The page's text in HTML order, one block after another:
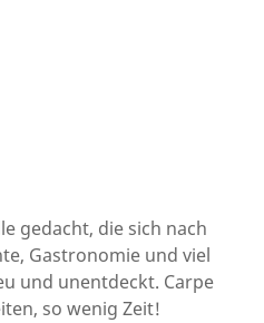
gedacht, die sich nach
Gastronomie und viel
und unentdeckt. Carpe
so wenig Zeit!